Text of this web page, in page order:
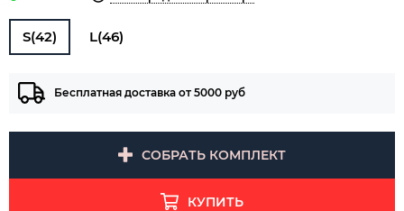
S(42) L(46)
Бесплатная доставка от 5000 руб
СОБРАТЬ КОМПЛЕКТ
КУПИТЬ